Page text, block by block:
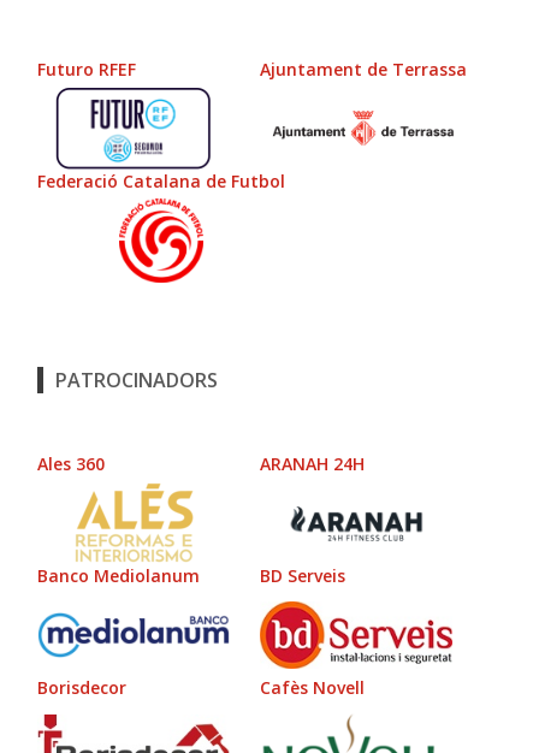
Futuro RFEF Ajuntament de Terrassa
Federació Catalana de Futbol
PATROCINADORS
Ales 360 ARANAH 24H
Banco Mediolanum BD Serveis
Borisdecor Cafès Novell